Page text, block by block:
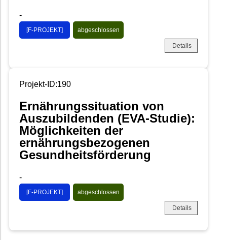
-
[F-PROJEKT] abgeschlossen
Details
Projekt-ID:190
Ernährungssituation von
Auszubildenden (EVA-Studie):
Möglichkeiten der
ernährungsbezogenen
Gesundheitsförderung
-
[F-PROJEKT] abgeschlossen
Details